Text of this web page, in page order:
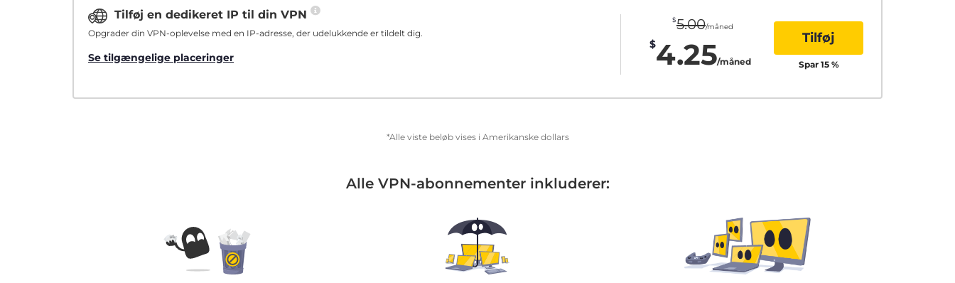
Tilføj en dedikeret IP til din VPN
Opgrader din VPN-oplevelse med en IP-adresse, der udelukkende er tildelt dig.
Se tilgængelige placeringer
$5.00/måned
$4.25/måned
Tilføj
Spar 15%
*Alle viste beløb vises i Amerikanske dollars
Alle VPN-abonnementer inkluderer: